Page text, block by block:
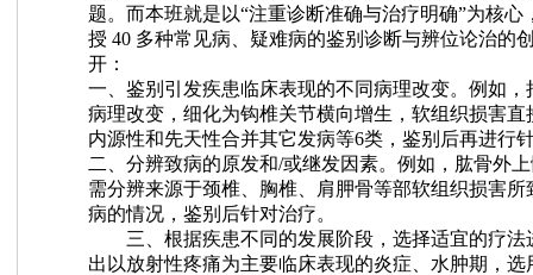
题。而本班就是以“注重诊断准确与治疗明确”为核心
授 40 多种常见病、疑难病的鉴别诊断与辨位论治的
开：
一、鉴别引发疾患临床表现的不同病理改变。例如，
病理改变，细化为钩椎关节横向增生，软组织损害直
内源性和先天性合并其它发病等6类，鉴别后再进行
二、分辨致病的原发和/或继发因素。例如，肱骨外
需分辨来源于颈椎、胸椎、肩胛骨等部软组织损害
病的情况，鉴别后针对治疗。
三、根据疾患不同的发展阶段，选择适宜的疗
出以放射性疼痛为主要临床表现的炎症、水肿期，